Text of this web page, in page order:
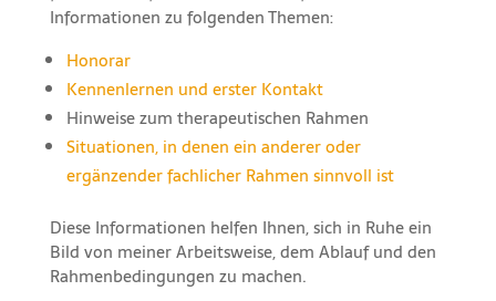
Informationen zu folgenden Themen:
Honorar
Kennenlernen und erster Kontakt
Hinweise zum therapeutischen Rahmen
Situationen, in denen ein anderer oder
ergänzender fachlicher Rahmen sinnvoll ist
Diese Informationen helfen Ihnen, sich in Ruhe ein
Bild von meiner Arbeitsweise, dem Ablauf und den
Rahmenbedingungen zu machen.